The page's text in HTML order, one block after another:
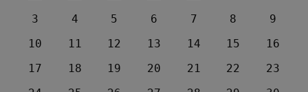
3
4 5 6 7 8
9
10
11 12 13 14 15
16
17
18 19 20 21 22
23